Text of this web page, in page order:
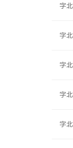
字
字
字
字
字